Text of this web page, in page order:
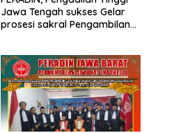
Jawa Tengah sukses Gelar
prosesi sakral Pengambilan